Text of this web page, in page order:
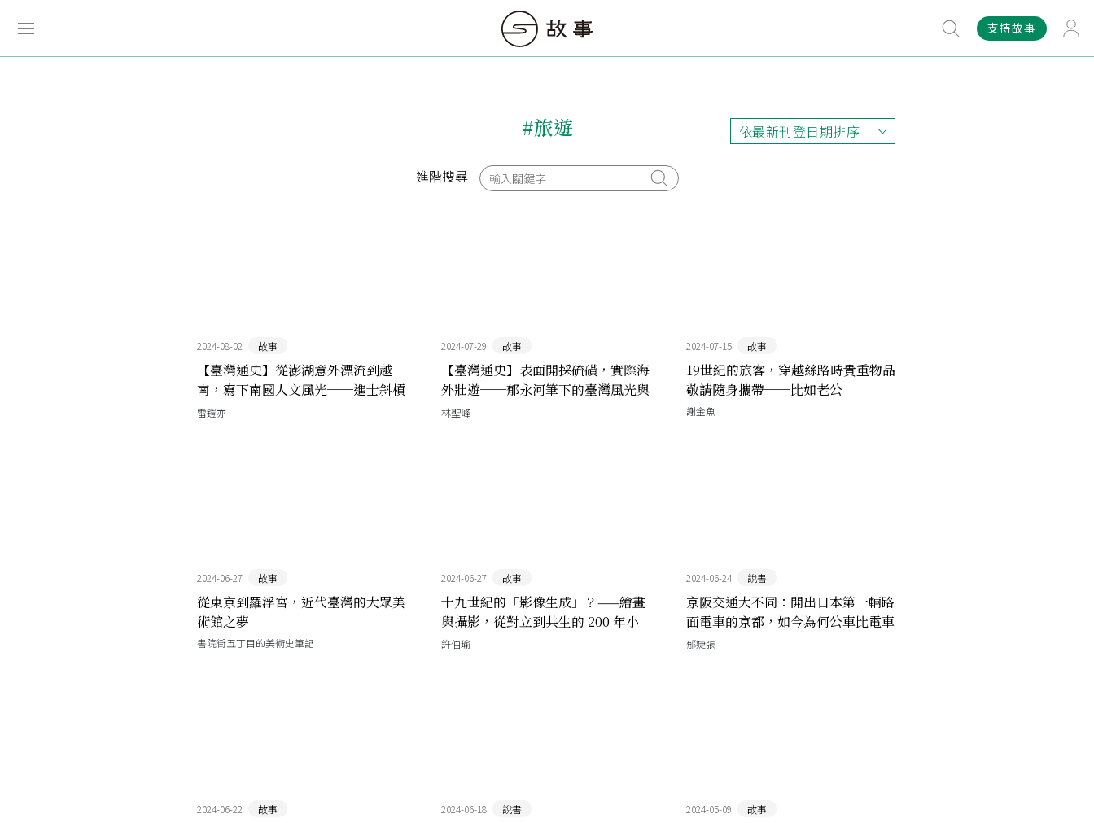
支持故事
#旅遊 依最新刊登日期排序
依最新刊登日期排序
進階搜尋
2024-08-02 故事
【臺灣通史】從澎湖意外漂流到越
南，寫下南國人文風光──進士斜槓
旅遊作家的蔡廷蘭
雷鎧亦
2024-07-29 故事
【臺灣通史】表面開採硫磺，實際海
外壯遊──郁永河筆下的臺灣風光與
《裨海紀遊》的治臺計策
林聖峰
2024-07-15 故事
19世紀的旅客，穿越絲路時貴重物品
敬請隨身攜帶──比如老公
謝金魚
2024-06-27 故事
從東京到羅浮宮，近代臺灣的大眾美
術館之夢
書院街五丁目的美術史筆記
2024-06-27 故事
十九世紀的「影像生成」？——繪畫
與攝影，從對立到共生的 200 年小
史
許伯瑜
2024-06-24 說書
京阪交通大不同：開出日本第一輛路
面電車的京都，如今為何公車比電車
便利？
郁婕張
2024-06-22 故事 2024-06-18 說書 2024-05-09 故事